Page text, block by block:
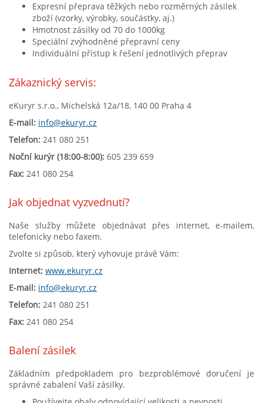
Expresní přeprava těžkých nebo rozměrných zásilek
zboží (vzorky, výrobky, součástky, aj.)
Hmotnost zásilky od 70 do 1000kg
Speciální zvýhodněné přepravní ceny
Individuální přístup k řešení jednotlivých přeprav
Zákaznický servis:
eKuryr s.r.o., Michelská 12a/18, 140 00 Praha 4
E-mail: info@ekuryr.cz
Telefon: 241 080 251
Noční kurýr (18:00-8:00): 605 239 659
Fax: 241 080 254
Jak objednat vyzvednutí?
Naše služby můžete objednávat přes internet, e-mailem,
telefonicky nebo faxem.
Zvolte si způsob, který vyhovuje právě Vám:
Internet: www.ekuryr.cz
E-mail: info@ekuryr.cz
Telefon: 241 080 251
Fax: 241 080 254
Balení zásilek
Základním předpokladem pro bezproblémové doručení je
správné zabalení Vaší zásilky.